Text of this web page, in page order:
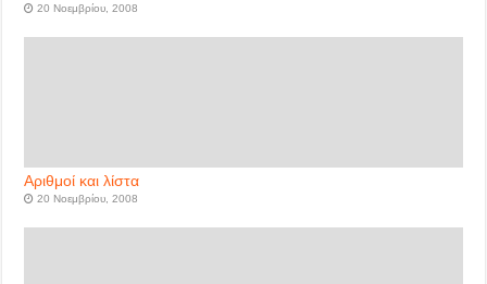
20 Νοεμβρίου, 2008
Αριθμοί και λίστα
20 Νοεμβρίου, 2008